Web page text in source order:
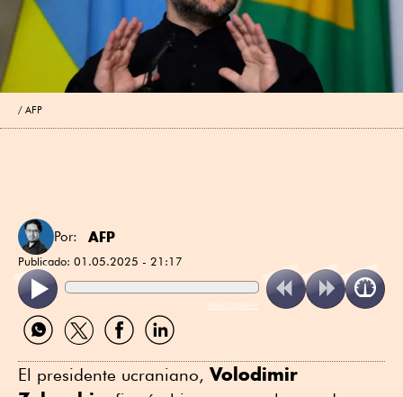
AFP
Por: AFP
Publicado: 01.05.2025 - 21:17
ReadSpeaker
Compartir
por
Compartir
por
Compartir
por
Compartir
por
El presidente ucraniano,Volodimir